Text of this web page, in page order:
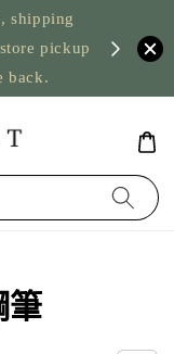
shipping
pickup
back.
US
筆